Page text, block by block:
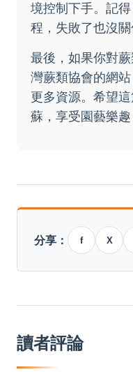
境控制下手。記
程，失敗了也沒關
最後，如果你對
灣蕨類協會的網站
更多資源。希望
蘇，享受園藝樂趣
分享： f X
讀者評論